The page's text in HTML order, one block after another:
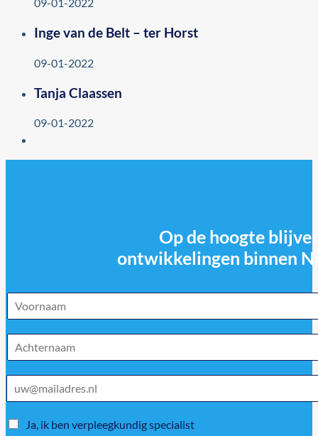
09-01-2022
Inge van de Belt – ter Horst
09-01-2022
Tanja Claassen
09-01-2022
Op de hoogte
ontwikkelingen binnen
Ja, ik ben verpleegkundig specialist